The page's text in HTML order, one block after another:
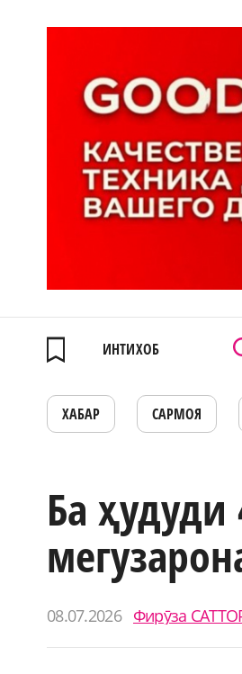
ИНТИХОБ
ХАБАР САРМОЯ
Ба ҳудуди
08.07.2026 Фирӯза